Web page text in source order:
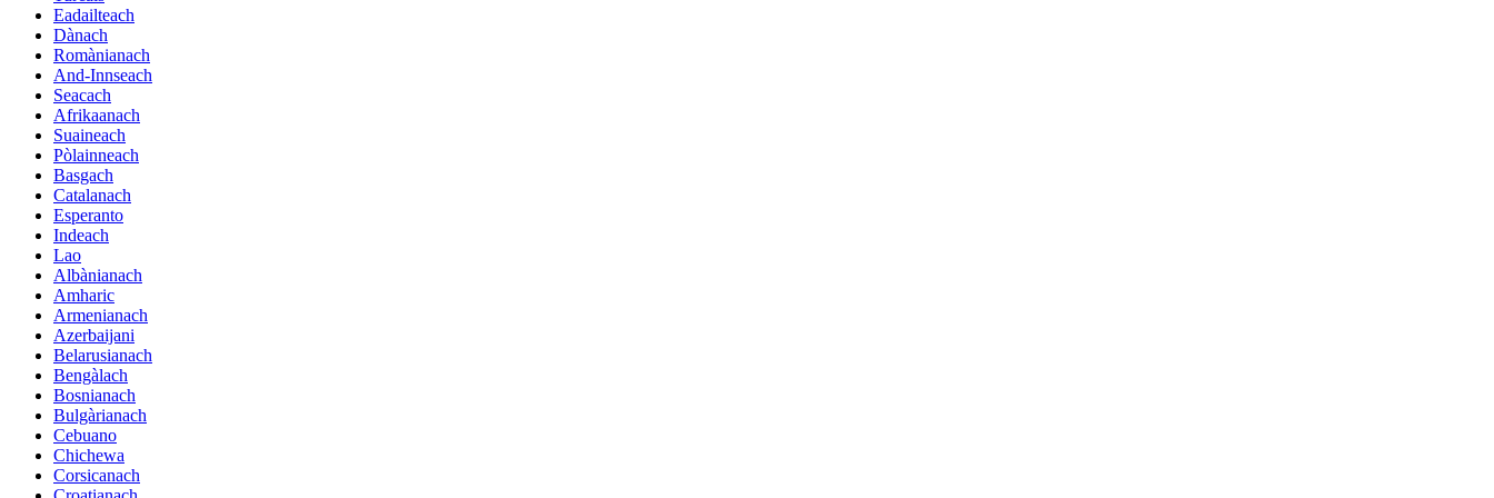
Eadailteach
Dànach
Romànianach
And-Innseach
Seacach
Afrikaanach
Suaineach
Pòlainneach
Basgach
Catalanach
Esperanto
Indeach
Lao
Albànianach
Amharic
Armenianach
Azerbaijani
Belarusianach
Bengàlach
Bosnianach
Bulgàrianach
Cebuano
Chichewa
Corsicanach